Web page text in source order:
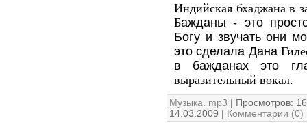
Индийская бхаджана в
Бажданы - это
Богу и звучать они
это сделала Дана
в бажданах это
выразительный вокал.
Музыка. mp3 | Просмотров:
14.03.2009 | Комментарии (0)